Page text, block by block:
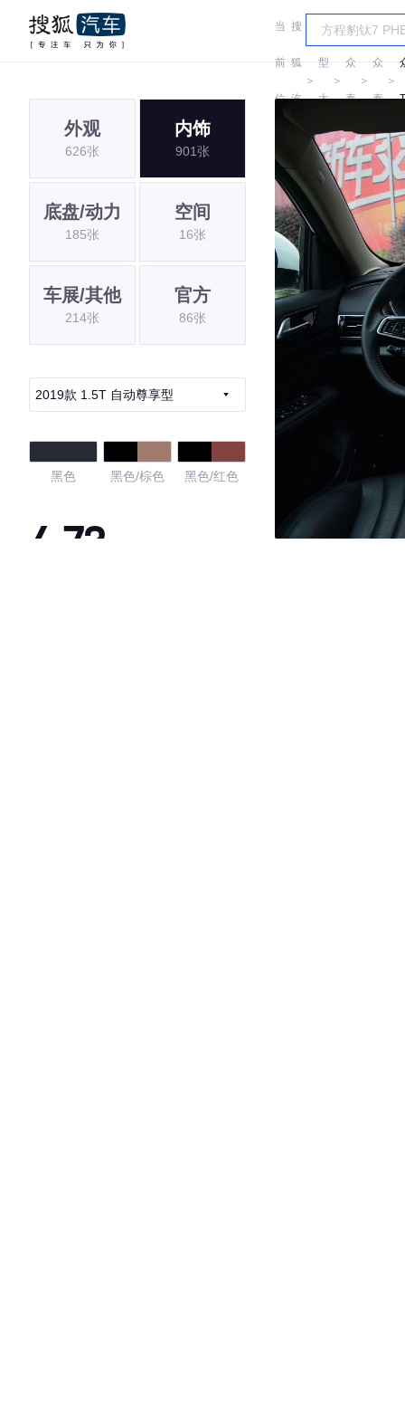
当
前
位
搜
狐
汽
＞
车
型
大
全
＞
众
泰
＞
众
泰
＞
外观
626张
内饰
901张
底盘/动力
185张
空间
16张
车展/其他
214张
官方
86张
2019款 1.5T 自动尊享型
黑色 黑色/棕色 黑色/红色
4.73